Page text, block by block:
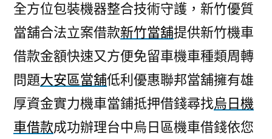
全方位包裝機器整合技術守護，新竹優質
當舖合法立案借款新竹當舖提供新竹機車
借款金額快速又方便免留車機車種類周轉
問題大安區當舖低利優惠聯邦當舖擁有雄
厚資金實力機車當鋪抵押借錢尋找烏日機
車借款成功辦理台中烏日區機車借錢依您